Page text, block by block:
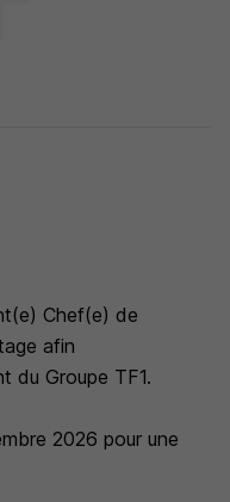
Chef(e) de
afin
du Groupe TF1.
2026 pour une